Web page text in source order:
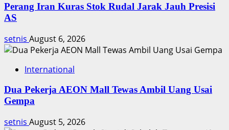
Putih
Koridor
Perang Iran Kuras Stok Rudal Jarak Jauh Presisi
AS
setnis August 6, 2026
International
Dua Pekerja AEON Mall Tewas Ambil Uang Usai
Gempa
setnis August 5, 2026